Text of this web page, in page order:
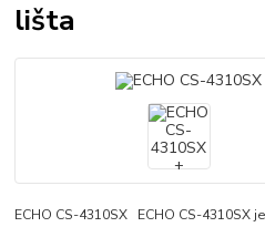
lišta
ECHO CS-4310SX ECHO CS-